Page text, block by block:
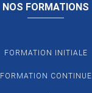
NOS FORMATIONS
FORMATION INITIALE
FORMATION CONTINUE